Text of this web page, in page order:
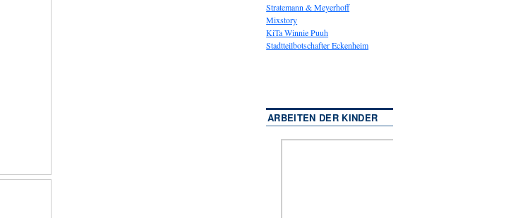
Stratemann & Meyerhoff
Mixstory
KiTa Winnie Puuh
Stadtteilbotschafter Eckenheim
ARBEITEN DER KINDER